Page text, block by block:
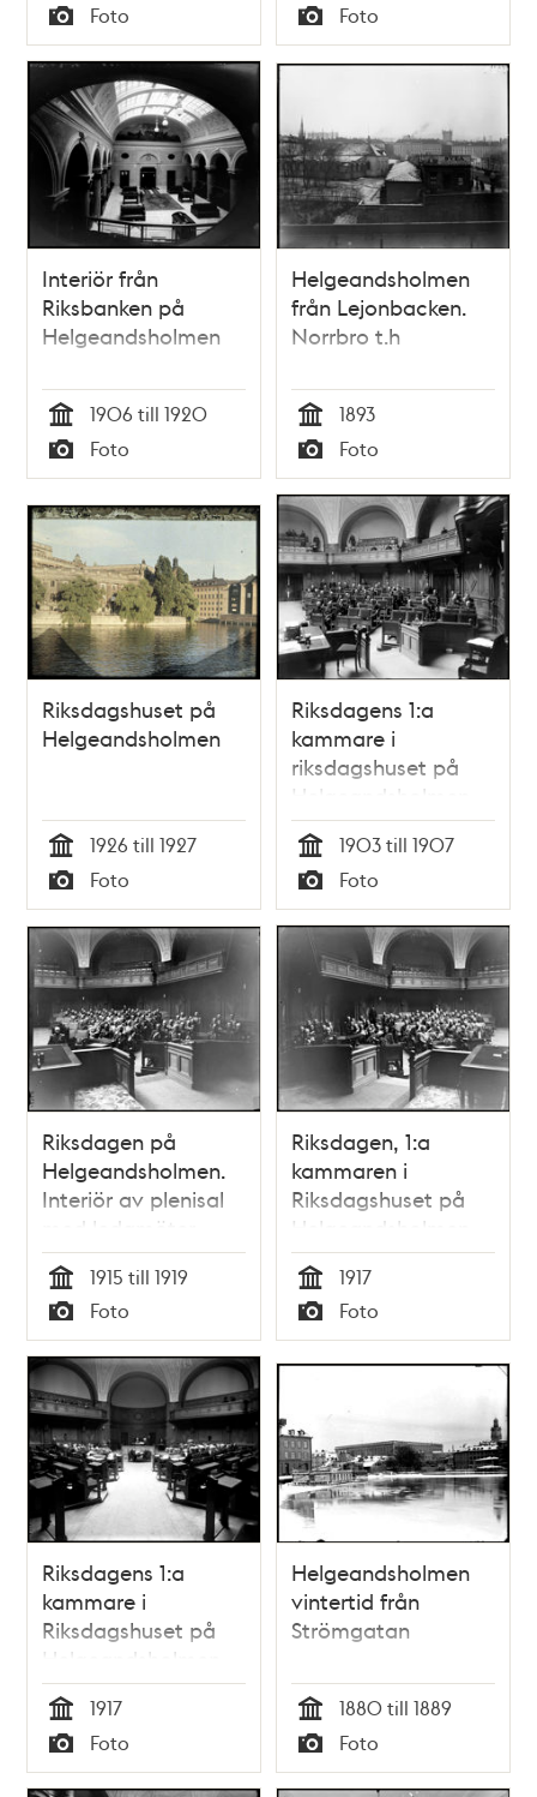
Tid
Typ
Foto
Tid
Typ
Foto
Interiör från
Riksbanken på
Helgeandsholmen
Tid
1906 till 1920
Typ
Foto
Helgeandsholmen
från Lejonbacken.
Norrbro t.h
Tid
1893
Typ
Foto
Riksdagshuset på
Helgeandsholmen
Tid
1926 till 1927
Typ
Foto
Riksdagens 1:a
kammare i
riksdagshuset på
Helgeandsholmen
Tid
1903 till 1907
Typ
Foto
Riksdagen på
Helgeandsholmen.
Interiör av plenisal
med ledamöter
Tid
1915 till 1919
Typ
Foto
Riksdagen, 1:a
kammaren i
Riksdagshuset på
Helgeandsholmen
Tid
1917
Typ
Foto
Riksdagens 1:a
kammare i
Riksdagshuset på
Helgeandsholmen
Tid
1917
Typ
Foto
Helgeandsholmen
vintertid från
Strömgatan
Tid
1880 till 1889
Typ
Foto